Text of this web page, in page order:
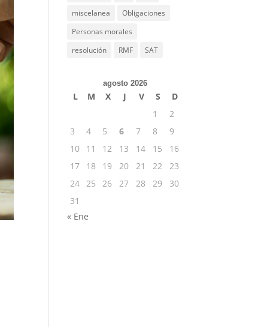
miscelanea
Obligaciones
Personas morales
resolución
RMF SAT
agosto 2026
L M X J V S
D
1
2
3
4 5 6 7 8
9
10
11 12 13 14 15
16
17
18 19 20 21 22
23
24 25 26 27 28 29
30
31
« Ene